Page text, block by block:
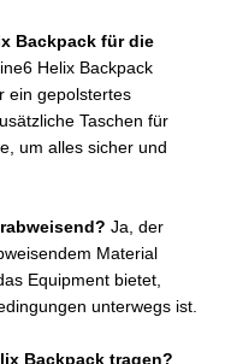
Backpack für die
Helix Backpack
ein gepolstertes
Taschen für
um alles sicher und
Ja, der
Material
Equipment bietet,
unterwegs ist.
Backpack tragen?